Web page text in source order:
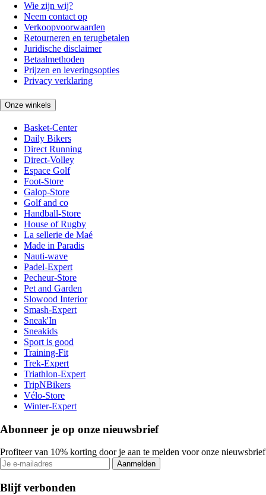
Wie zijn wij?
Neem contact op
Verkoopvoorwaarden
Retourneren en terugbetalen
Juridische disclaimer
Betaalmethoden
Prijzen en leveringsopties
Privacy verklaring
Onze winkels
Basket-Center
Daily Bikers
Direct Running
Direct-Volley
Espace Golf
Foot-Store
Galop-Store
Golf and co
Handball-Store
House of Rugby
La sellerie de Maé
Made in Paradis
Nauti-wave
Padel-Expert
Pecheur-Store
Pet and Garden
Slowood Interior
Smash-Expert
Sneak'In
Sneakids
Sport is good
Training-Fit
Trek-Expert
Triathlon-Expert
TripNBikers
Vélo-Store
Winter-Expert
Abonneer je op onze nieuwsbrief
Profiteer van 10% korting door je aan te melden voor onze nieuwsbrief
Aanmelden
Blijf verbonden